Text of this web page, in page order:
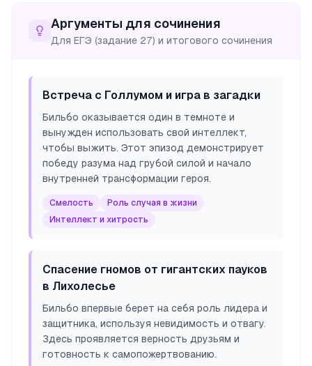
Аргументы для сочинения
Для ЕГЭ (задание 27) и итогового сочинения
Встреча с Голлумом и игра в загадки
Бильбо оказывается один в темноте и
вынужден использовать свой интеллект,
чтобы выжить. Этот эпизод демонстрирует
победу разума над грубой силой и начало
внутренней трансформации героя.
Смелость
Роль случая в жизни
Интеллект и хитрость
Спасение гномов от гигантских пауков
в Лихолесье
Бильбо впервые берет на себя роль лидера и
защитника, используя невидимость и отвагу.
Здесь проявляется верность друзьям и
готовность к самопожертвованию.